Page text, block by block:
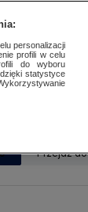
Przejdź do
personalizacji
profili w celu
do wyboru
statystyce